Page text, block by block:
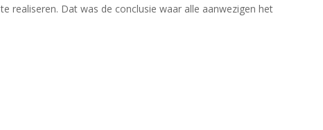
realiseren. Dat was de conclusie waar alle aanwezigen het